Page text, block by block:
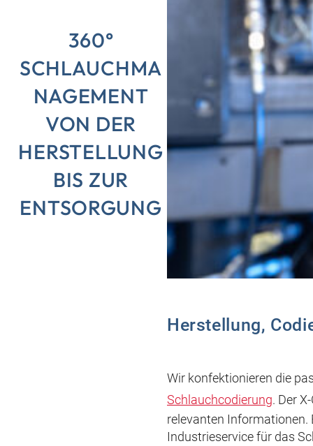
360°
SCHLAUCHMA
NAGEMENT
VON DER
HERSTELLUNG
BIS ZUR
ENTSORGUNG
Herstellung,
Wir konfektionieren die
Schlauchcodierung. Der
relevanten Informationen.
Industrieservice für das